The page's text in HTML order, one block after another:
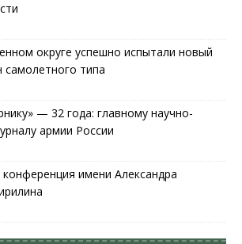
округе успешно испытали новый
самолетного типа
— 32 года: главному научно-
армии России
имени Александра